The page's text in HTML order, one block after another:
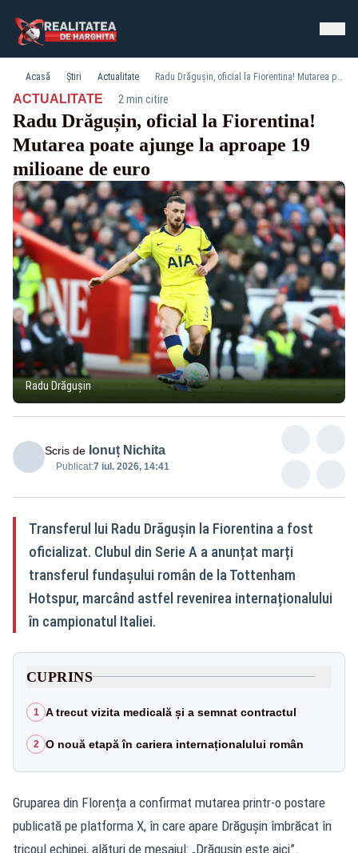
Acasă Știri Actualitate Radu Drăgușin, oficial la Fiorentina! Mutarea poate ajunge la aproape 19 milioane de euro
ACTUALITATE· 2 min citire
Radu Drăgușin, oficial la Fiorentina!
Mutarea poate ajunge la aproape 19
milioane de euro
Radu Drăgușin
Scris de Ionuț Nichita
Publicat:7 iul. 2026, 14:41
Transferul lui Radu Drăgușin la Fiorentina a fost
oficializat. Clubul din Serie A a anunțat marți
transferul fundașului român de la Tottenham
Hotspur, marcând astfel revenirea internaționalului
în campionatul Italiei.
CUPRINS
1 A trecut vizita medicală și a semnat contractul
2 O nouă etapă în cariera internaționalului român
Gruparea din Florența a confirmat mutarea printr-o postare
publicată pe platforma X, în care apare Drăgușin îmbrăcat în
tricoul echipei, alături de mesajul: „Drăgușin este aici”.